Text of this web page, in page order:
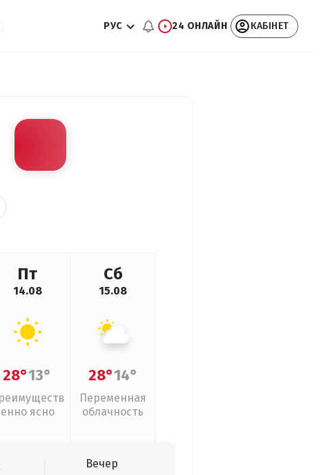
РУС 24 ОНЛАЙН КАБІНЕТ
Пт
14.08
28°13°
енно ясно
Сб
15.08
28°14°
Переменная
облачность
Вечер